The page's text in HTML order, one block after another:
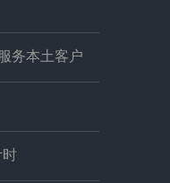
务本土客户
时